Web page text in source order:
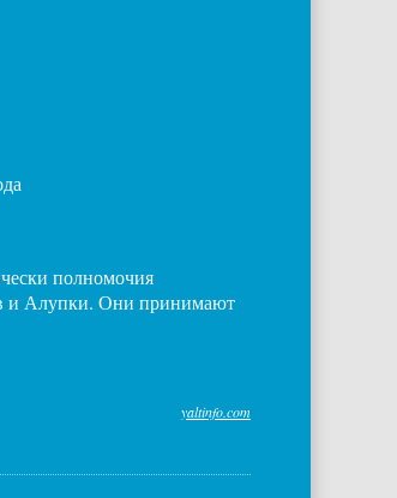
полномочия
и Алупки. Они принимают
yaltinfo.com